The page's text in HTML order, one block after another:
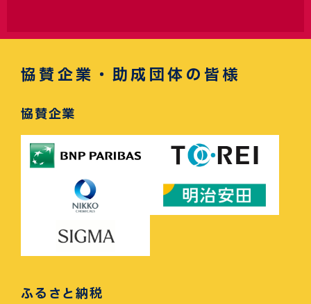
協賛企業・助成団体の皆様
協賛企業
ふるさと納税